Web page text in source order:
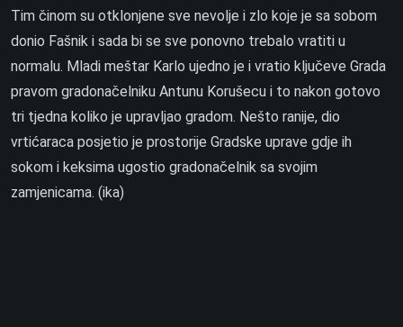
Tim činom su otklonjene sve nevolje i zlo koje je sa sobom
donio Fašnik i sada bi se sve ponovno trebalo vratiti u
normalu. Mladi meštar Karlo ujedno je i vratio ključeve Grada
pravom gradonačelniku Antunu Korušecu i to nakon gotovo
tri tjedna koliko je upravljao gradom. Nešto ranije, dio
vrtićaraca posjetio je prostorije Gradske uprave gdje ih
sokom i keksima ugostio gradonačelnik sa svojim
zamjenicama. (ika)